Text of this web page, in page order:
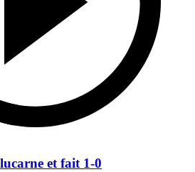
et fait 1-0